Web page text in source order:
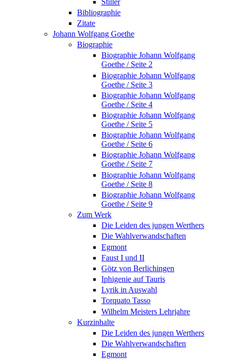
Bibliographie
Zitate
Johann Wolfgang Goethe
Biographie
Biographie Johann Wolfgang
Goethe / Seite 2
Biographie Johann Wolfgang
Goethe / Seite 3
Biographie Johann Wolfgang
Goethe / Seite 4
Biographie Johann Wolfgang
Goethe / Seite 5
Biographie Johann Wolfgang
Goethe / Seite 6
Biographie Johann Wolfgang
Goethe / Seite 7
Biographie Johann Wolfgang
Goethe / Seite 8
Biographie Johann Wolfgang
Goethe / Seite 9
Zum Werk
Die Leiden des jungen Werthers
Die Wahlverwandschaften
Egmont
Faust I und II
Götz von Berlichingen
Iphigenie auf Tauris
Lyrik in Auswahl
Torquato Tasso
Wilhelm Meisters Lehrjahre
Kurzinhalte
Die Leiden des jungen Werthers
Die Wahlverwandschaften
Egmont